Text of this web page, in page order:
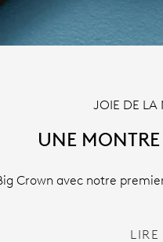
JOIE DE LA
UNE
Crown avec notre
LIRE